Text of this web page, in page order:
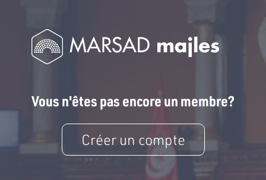
Vous n'êtes pas encore un membre?
Créer un compte